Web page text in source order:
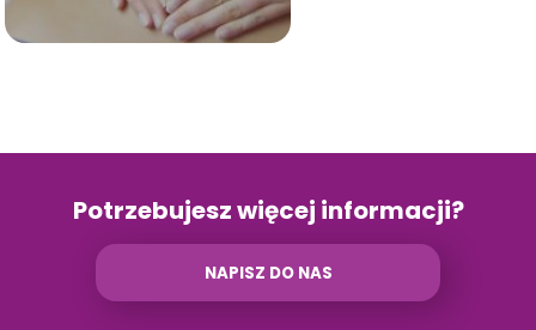
Potrzebujesz więcej informacji?
NAPISZ DO NAS